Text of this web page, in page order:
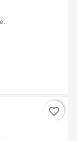
Instalaciones
250 x 120 mm
IP65
​...
favorite_border